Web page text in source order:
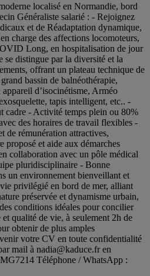
localisé en Normandie, bord
Généraliste salarié : - Rejoignez
et de Réadaptation dynamique,
charge des affections locomoteurs,
Long, en hospitalisation de jour
se distingue par la diversité et la
offrant un plateau technique de
bassin de balnéothérapie,
d’isocinétisme, Arméo
tapis intelligent, etc.. -
cadre - Activité temps plein ou 80%
des horaires de travail flexibles -
de rémunération attractives,
proposé et aide aux démarches
collaboration avec un pôle médical
pluridisciplinaire - Bonne
un environnement bienveillant et
privilégié en bord de mer, alliant
préservée et dynamisme urbain,
conditions idéales pour concilier
qualité de vie, à seulement 2h de
obtenir de plus amples
votre CV en toute confidentialité
mail à nadia@kaduce.fren
Téléphone / WhatsApp :